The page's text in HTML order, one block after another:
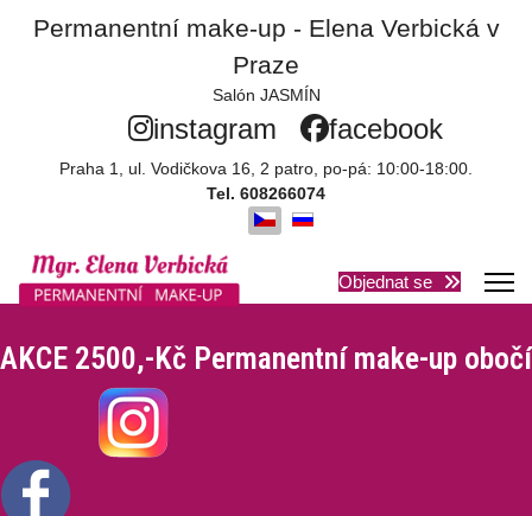
Permanentní make-up - Elena Verbická v
Praze
Salón JASMÍN
instagram facebook
Praha 1, ul. Vodičkova 16, 2 patro, po-pá: 10:00-18:00.
Tel. 608266074
Objednat se
AKCE 2500,-Kč Permanentní make-up obočí